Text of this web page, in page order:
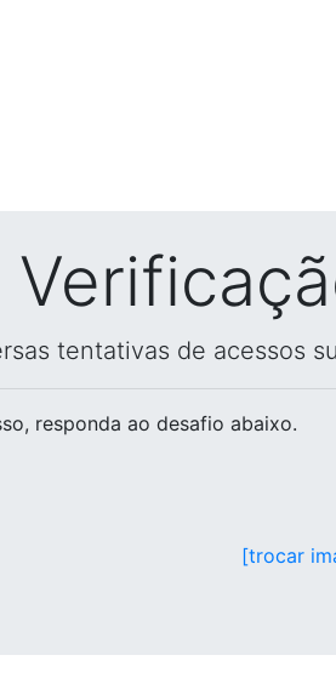
tentativas de acessos
, responda ao desafio abaixo.
[trocar